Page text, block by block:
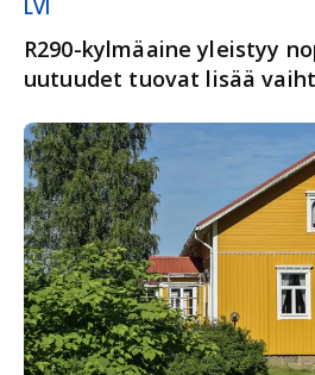
LVI
R290-kylmäaine yleistyy
uutuudet tuovat lisää